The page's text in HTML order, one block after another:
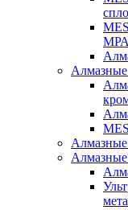
Алмазные